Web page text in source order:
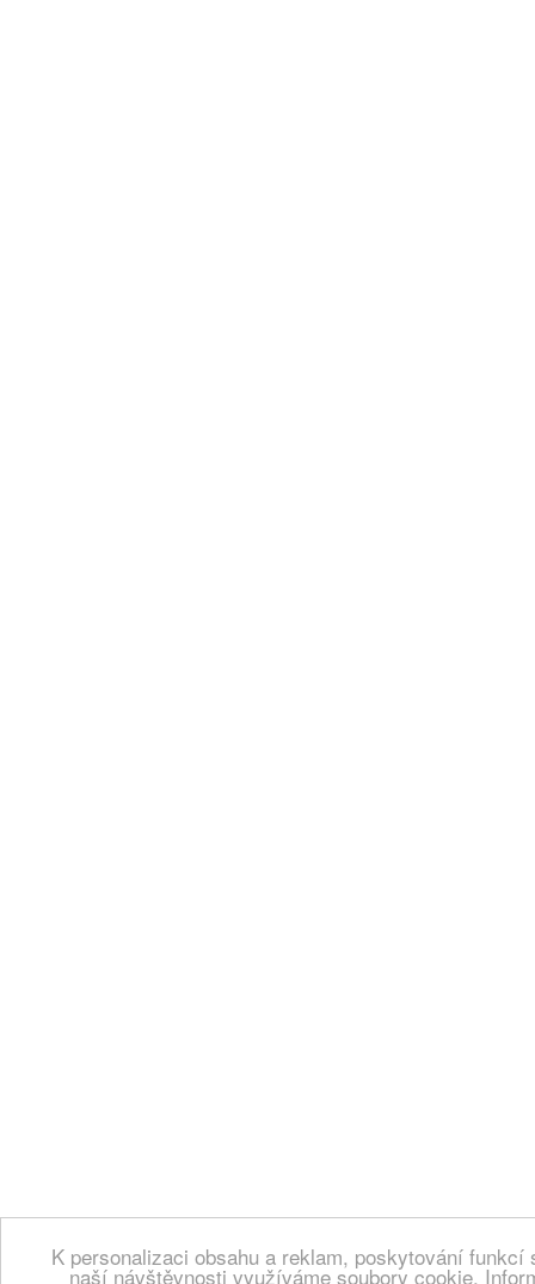
K personalizaci obsahu a reklam, poskytování
naší návštěvnosti využíváme soubory cookie.